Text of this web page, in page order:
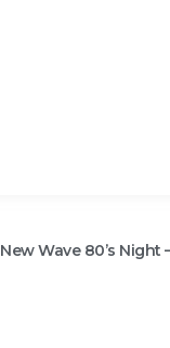
New Wave 80’s Night